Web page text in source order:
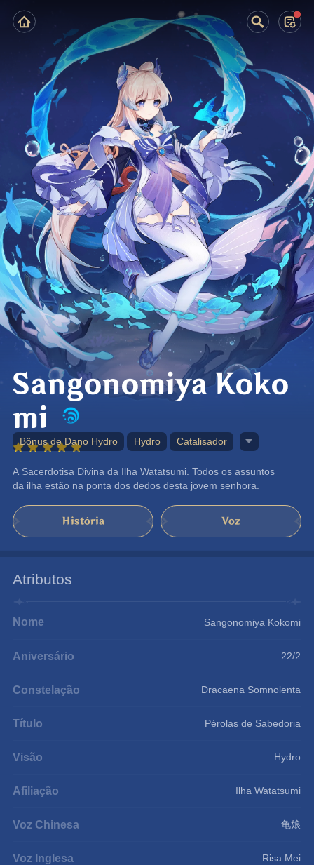
Sangonomiya Koko
mi
Bônus de Dano Hydro Hydro Catalisador
A Sacerdotisa Divina da Ilha Watatsumi. Todos os assuntos
da ilha estão na ponta dos dedos desta jovem senhora.
História Voz
Atributos
Nome Sangonomiya Kokomi
Aniversário 22/2
Constelação Dracaena Somnolenta
Título Pérolas de Sabedoria
Visão Hydro
Afiliação Ilha Watatsumi
Voz Chinesa 龟娘
Voz Inglesa Risa Mei